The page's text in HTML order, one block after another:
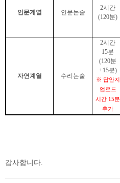
인문계열 인문논술
2시간
(120분)
자연계열 수리논술
2시간
15분
(120분
+15분)
※ 답안지
업로드
시간 15분
추가
감사합니다.